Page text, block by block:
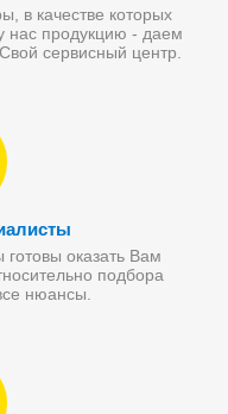
в качестве которых
нас продукцию - даем
сервисный центр.
оказать Вам
подбора
нюансы.